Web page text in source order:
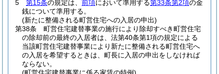
5
第15条の規定は、 前項において準用する第33条第2項の金
銭について準用する。
(新たに整備される町営住宅への入居の申出)
第38条
町営住宅建替事業の施行により除却すべき町営住宅
の除却前の最終の入居者は、法第40条第1項の規定による
当該町営住宅建替事業により新たに整備される町営住宅へ
の入居を希望するときは、町長に入居の申出をしなければ
ならない。